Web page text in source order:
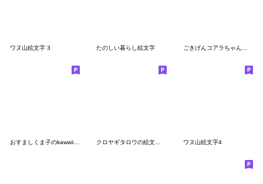
ワヌ山絵文字 3 たのしい暮らし絵文字
ワヌ山絵文字4